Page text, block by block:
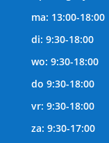
ma: 13:00-18:00
di: 9:30-18:00
wo: 9:30-18:00
do 9:30-18:00
vr: 9:30-18:00
za: 9:30-17:00